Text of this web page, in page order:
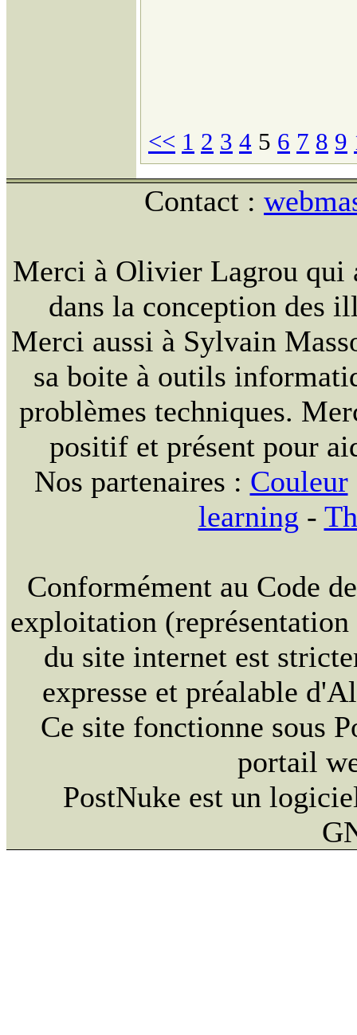
<< 1 2 3 4 5 6 7 8 9
Contact :
Merci à Olivier Lagrou qui
dans la conception des
Merci aussi à Sylvain
sa boite à outils
problèmes techniques.
positif et présent pour
Nos partenaires : Couleur
learning -
Conformément au Code
exploitation
du site internet est
expresse et préalable
Ce site fonctionne sous
portail
PostNuke est un